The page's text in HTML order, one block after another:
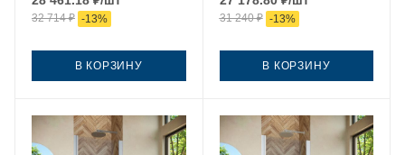
32 714₽ -13%
В КОРЗИНУ
31 240₽ -13%
В КОРЗИНУ